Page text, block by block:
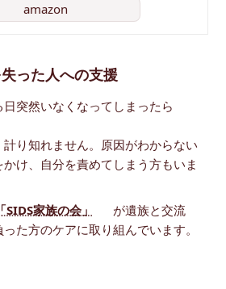
amazon
った人への支援
突然いなくなってしまったら
り知れません。原因がわからない
け、自分を責めてしまう方もいま
家族の会」
が遺族と交流
た方のケアに取り組んでいます。